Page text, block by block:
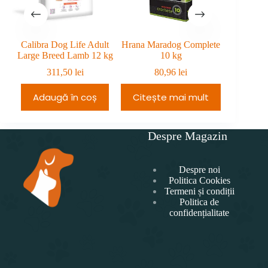
Calibra Dog Life Adult
Large Breed Lamb 12 kg
311,50 lei
Adaugă în coș
Hrana Maradog Complete
10 kg
80,96lei
Citește mai mult
Despre Magazin
Despre noi
Politica Cookies
Termeni și condiții
Politica de
confidențialitate